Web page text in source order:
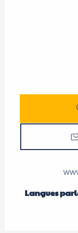
Langues
Langues